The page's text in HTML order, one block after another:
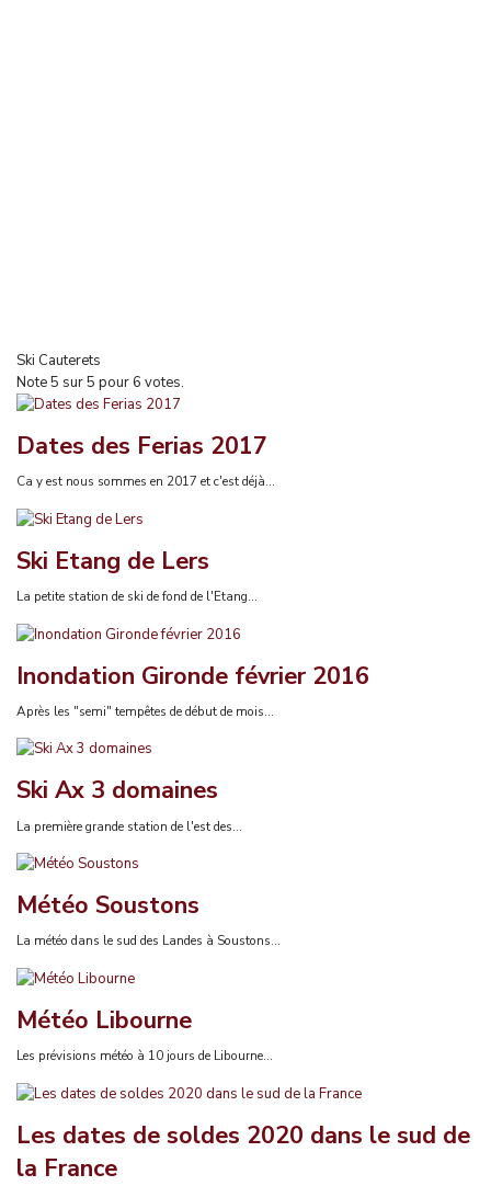
Ski Cauterets
Note5 sur5 pour 6 votes.
Dates des Ferias 2017
Ca y est nous sommes en 2017 et c'est déjà...
Ski Etang de Lers
La petite station de ski de fond de l'Etang...
Inondation Gironde février 2016
Après les "semi" tempêtes de début de mois...
Ski Ax 3 domaines
La première grande station de l'est des...
Météo Soustons
La météo dans le sud des Landes à Soustons...
Météo Libourne
Les prévisions météo à 10 jours de Libourne...
Les dates de soldes 2020 dans le sud de
la France